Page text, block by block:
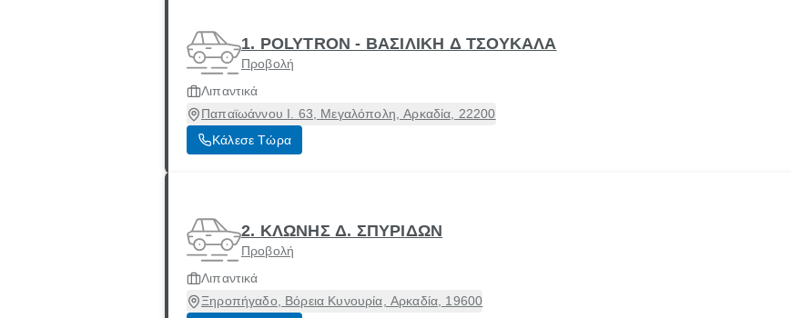
1. POLYTRON - ΒΑΣΙΛΙΚΗ Δ ΤΣΟΥΚΑΛΑ
Προβολή
Λιπαντικά
Παπαϊωάννου Ι. 63, Μεγαλόπολη, Αρκαδία, 22200
Κάλεσε Τώρα
2. ΚΛΩΝΗΣ Δ. ΣΠΥΡΙΔΩΝ
Προβολή
Λιπαντικά
Ξηροπήγαδο, Βόρεια Κυνουρία, Αρκαδία, 19600